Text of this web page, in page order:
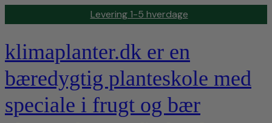
Levering 1-5 hverdage
klimaplanter.dk er en
bæredygtig planteskole med
speciale i frugt og bær